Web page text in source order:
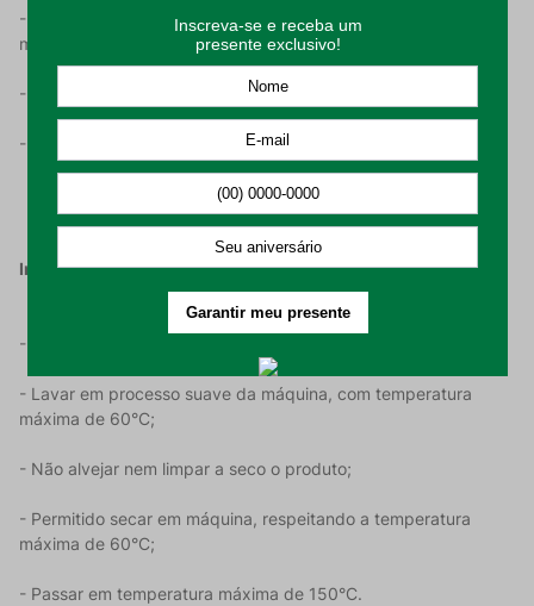
- Apresenta uma textura felpudo aveludado que proporciona
maciez e conforto;
- Possui as dimensões de 70 x 50cm na cor marrom;
- Produto de alta qualidade com fabricação nacional.
Instrução De Uso:
- Realizar a higienização do produto antes de utilizar;
- Lavar em processo suave da máquina, com temperatura
máxima de 60°C;
- Não alvejar nem limpar a seco o produto;
- Permitido secar em máquina, respeitando a temperatura
máxima de 60°C;
- Passar em temperatura máxima de 150°C.